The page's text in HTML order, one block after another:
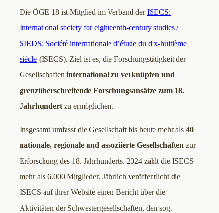
Die ÖGE 18 ist Mitglied im Verband derISECS:
International society for eighteenth-century studies /
SIEDS: Société internationale d’étude du dix-huitième
siècle (ISECS). Ziel ist es, die Forschungstätigkeit der
Gesellschaften international zu verknüpfen und
grenzüberschreitende Forschungsansätze zum 18.
Jahrhundert zu ermöglichen.
Insgesamt umfasst die Gesellschaft bis heute mehr als 40
nationale, regionale und assoziierte Gesellschaften zur
Erforschung des 18. Jahrhunderts. 2024 zählt die ISECS
mehr als 6.000 Mitglieder. Jährlich veröffentlicht die
ISECS auf ihrer Website einen Bericht über die
Aktivitäten der Schwestergesellschaften, den sog.